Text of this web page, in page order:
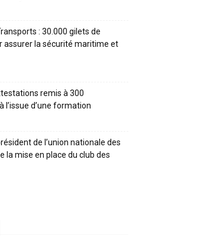
: 30.000 gilets de
assurer la sécurité maritime et
remis à 300
l’issue d’une formation
de l’union nationale des
la mise en place du club des